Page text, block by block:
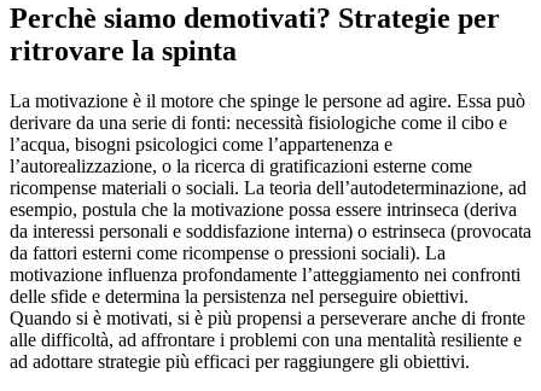
Perchè siamo demotivati? Strategie per
ritrovare la spinta
La motivazione è il motore che spinge le persone ad agire. Essa può
derivare da una serie di fonti: necessità fisiologiche come il cibo e
l’acqua, bisogni psicologici come l’appartenenza e
l’autorealizzazione, o la ricerca di gratificazioni esterne come
ricompense materiali o sociali. La teoria dell’autodeterminazione, ad
esempio, postula che la motivazione possa essere intrinseca (deriva
da interessi personali e soddisfazione interna) o estrinseca (provocata
da fattori esterni come ricompense o pressioni sociali). La
motivazione influenza profondamente l’atteggiamento nei confronti
delle sfide e determina la persistenza nel perseguire obiettivi.
Quando si è motivati, si è più propensi a perseverare anche di fronte
alle difficoltà, ad affrontare i problemi con una mentalità resiliente e
ad adottare strategie più efficaci per raggiungere gli obiettivi.